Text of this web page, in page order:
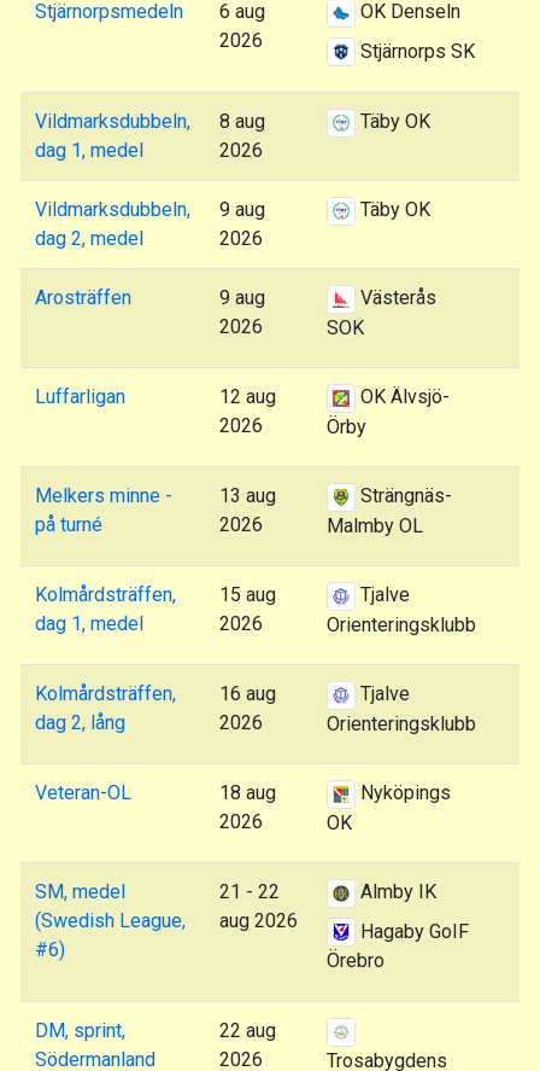
Stjärnorpsmedeln
6 aug
2026
OK Denseln
Stjärnorps SK
Vildmarksdubbeln,
dag 1, medel
8 aug
2026
Täby OK
Vildmarksdubbeln,
dag 2, medel
9 aug
2026
Täby OK
Arosträffen
9 aug
2026
Västerås
SOK
Luffarligan
12 aug
2026
OK Älvsjö-
Örby
Melkers minne -
på turné
13 aug
2026
Strängnäs-
Malmby OL
Kolmårdsträffen,
dag 1, medel
15 aug
2026
Tjalve
Orienteringsklubb
Kolmårdsträffen,
dag 2, lång
16 aug
2026
Tjalve
Orienteringsklubb
Veteran-OL
18 aug
2026
Nyköpings
OK
SM, medel
(Swedish League,
#6)
21 - 22
aug 2026
Almby IK
Hagaby GoIF
Örebro
DM, sprint,
Södermanland
22 aug
2026
Trosabygdens